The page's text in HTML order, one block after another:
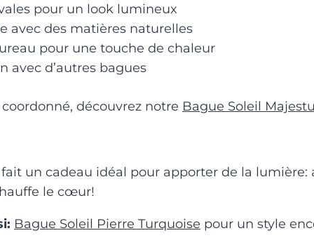
pour un look lumineux
avec des matières naturelles
pour une touche de chaleur
avec d’autres bagues
découvrez notre Bague Soleil
fait un cadeau idéal pour apporter de la lumière:
le cœur!
Bague Soleil Pierre Turquoise pour un style